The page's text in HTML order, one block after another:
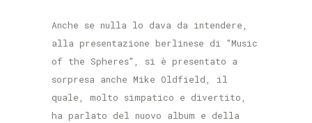
Anche se nulla lo dava da intendere,
alla presentazione berlinese di "Music
of the Spheres", si è presentato a
sorpresa anche Mike Oldfield, il
quale, molto simpatico e divertito,
ha parlato del nuovo album e della